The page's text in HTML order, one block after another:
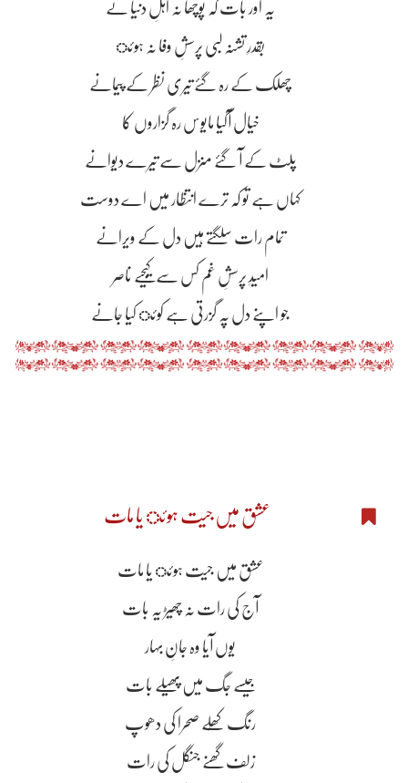
یہ اور بات کہ پوچھا نہ اہلِ دنیا نے
بقدرِ تشنہ لبی پرسشِ وفا نہ ہوئ
چھلک کے رہ گۓ تیری نظر کے پیمانے
خیال آگیا مایوس رہ گزاروں کا
پلٹ کے آ گۓ منزل سے تیرے دیوانے
کہاں ہے تو کہ ترے انتظار میں اے دوست
تمام رات سلگتے ہیں دل کے ویرانے
امیدِ پرسشِ غم کس سے کیجیے ناصر
جو اپنے دل پہ گزرتی ہے کوئ کیا جانے
عشق میں جیت ہوئ یا مات
عشق میں جیت ہوئ یا مات
آج کی رات نہ چھیڑ یہ بات
یوں آیا وہ جانِ بہار
جیسے جگ میں پھیلے بات
رنگ کھُلے صحرا کی دھوپ
زلف گھنے جنگل کی رات